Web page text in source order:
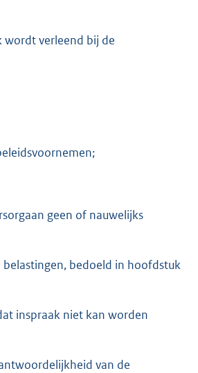
wordt verleend bij de
geen of nauwelijks
bedoeld in hoofdstuk
inspraak niet kan worden
van de